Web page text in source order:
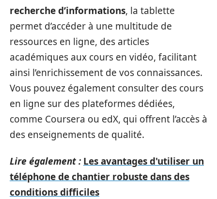
recherche d’informations, la tablette
permet d’accéder à une multitude de
ressources en ligne, des articles
académiques aux cours en vidéo, facilitant
ainsi l’enrichissement de vos connaissances.
Vous pouvez également consulter des cours
en ligne sur des plateformes dédiées,
comme Coursera ou edX, qui offrent l’accès à
des enseignements de qualité.
Lire également : Les avantages d'utiliser un
téléphone de chantier robuste dans des
conditions difficiles